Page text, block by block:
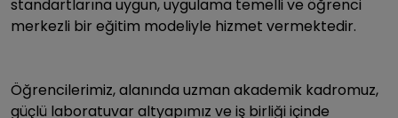
standartlarına uygun, uygulama temelli ve öğrenci
merkezli bir eğitim modeliyle hizmet vermektedir.
Öğrencilerimiz, alanında uzman akademik kadromuz,
güçlü laboratuvar altyapımız ve iş birliği içinde